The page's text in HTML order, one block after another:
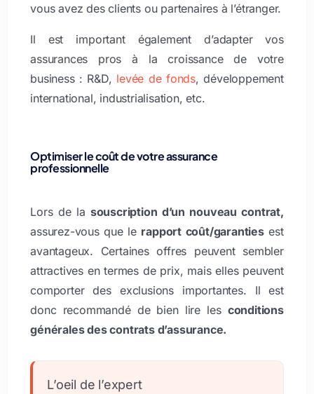
vous avez des clients ou partenaires à l’étranger.
Il est important également d’adapter vos
assurances pros à la croissance de votre
business : R&D, levée de fonds, développement
international, industrialisation, etc.
Optimiser le coût de votre assurance
professionnelle
Lors de la souscription d’un nouveau contrat,
assurez-vous que le rapport coût/garantiesest
avantageux. Certaines offres peuvent sembler
attractives en termes de prix, mais elles peuvent
comporter des exclusions importantes. Il est
donc recommandé de bien lire les conditions
générales des contrats d’assurance.
L’oeil de l’expert